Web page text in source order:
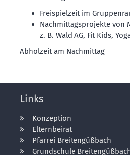
Freispielzeit im
Nachmittagsprojekte von
z. B. Wald AG, Fit Kids,
Abholzeit am Nachmittag
Links
Konzeption
Elternbeirat
Pfarrei Breitengüßbach
Grundschule Breitengüßbach